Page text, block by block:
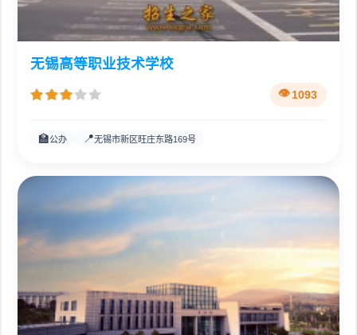
无锡高等职业技术学校
1093
🏫公办 📍无锡市新区旺庄东路169号